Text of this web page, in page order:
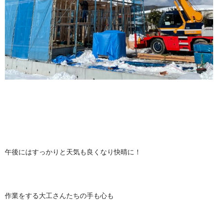
午後にはすっかりと天気も良くなり快晴に！
作業をする大工さんたちの手も心も